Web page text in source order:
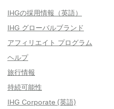
IHGの採用情報（英語）
IHG グローバルブランド
アフィリエイト プログラム
ヘルプ
旅行情報
持続可能性
IHG Corporate (英語)